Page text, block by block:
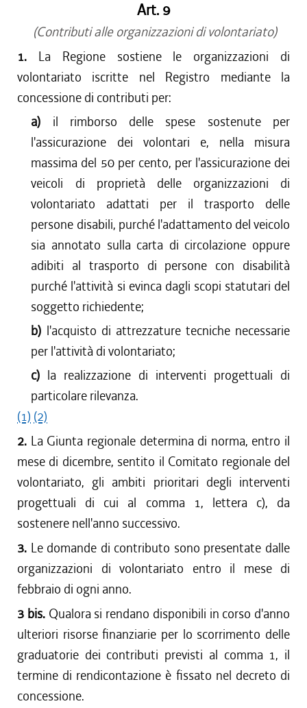
Art. 9
(Contributi alle organizzazioni di volontariato)
1. La Regione sostiene le organizzazioni di
volontariato iscritte nel Registro mediante la
concessione di contributi per:
a) il rimborso delle spese sostenute per
l'assicurazione dei volontari e, nella misura
massima del 50 per cento, per l'assicurazione dei
veicoli di proprietà delle organizzazioni di
volontariato adattati per il trasporto delle
persone disabili, purché l'adattamento del veicolo
sia annotato sulla carta di circolazione oppure
adibiti al trasporto di persone con disabilità
purché l'attività si evinca dagli scopi statutari del
soggetto richiedente;
b) l'acquisto di attrezzature tecniche necessarie
per l'attività di volontariato;
c) la realizzazione di interventi progettuali di
particolare rilevanza.
(1) (2)
2. La Giunta regionale determina di norma, entro il
mese di dicembre, sentito il Comitato regionale del
volontariato, gli ambiti prioritari degli interventi
progettuali di cui al comma 1, lettera c), da
sostenere nell'anno successivo.
3. Le domande di contributo sono presentate dalle
organizzazioni di volontariato entro il mese di
febbraio di ogni anno.
3 bis. Qualora si rendano disponibili in corso d'anno
ulteriori risorse finanziarie per lo scorrimento delle
graduatorie dei contributi previsti al comma 1, il
termine di rendicontazione è fissato nel decreto di
concessione.